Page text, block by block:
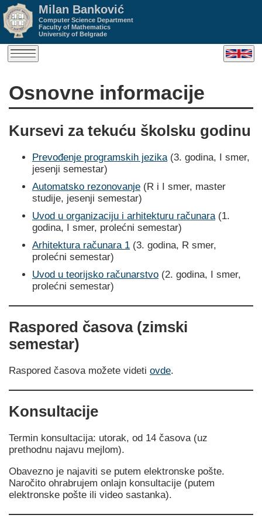
Milan Banković
Computer Science Department
Faculty of Mathematics
University of Belgrade
Osnovne informacije
Kursevi za tekuću školsku godinu
Prevođenje programskih jezika (3. godina, I smer,
jesenji semestar)
Automatsko rezonovanje (R i I smer, master
studije, jesenji semestar)
Uvod u organizaciju i arhitekturu računara (1.
godina, I smer, prolećni semestar)
Arhitektura računara 1 (3. godina, R smer,
prolećni semestar)
Uvod u teorijsko računarstvo (2. godina, I smer,
prolećni semestar)
Raspored časova (zimski
semestar)
Raspored časova možete videti ovde.
Konsultacije
Termin konsultacija: utorak, od 14 časova (uz
prethodnu najavu mejlom).
Obavezno je najaviti se putem elektronske pošte.
Naročito ohrabrujem onlajn konsultacije (putem
elektronske pošte ili video sastanka).